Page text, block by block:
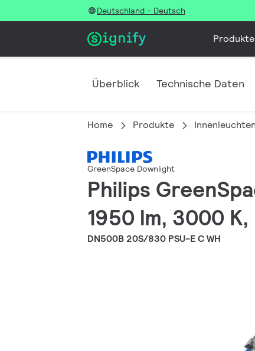
Deutschland - Deutsch
Produkte
Überblick Technische Daten
Home Produkte Innenleuchten
GreenSpace Downlight
Philips
1950 lm, 3000
DN500B 20S/830 PSU-E C WH